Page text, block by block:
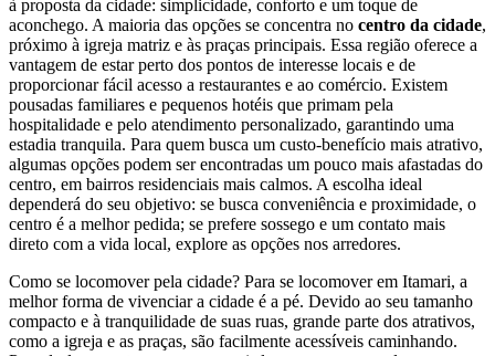
à proposta da cidade: simplicidade, conforto e um toque de
aconchego. A maioria das opções se concentra no centro da cidade,
próximo à igreja matriz e às praças principais. Essa região oferece a
vantagem de estar perto dos pontos de interesse locais e de
proporcionar fácil acesso a restaurantes e ao comércio. Existem
pousadas familiares e pequenos hotéis que primam pela
hospitalidade e pelo atendimento personalizado, garantindo uma
estadia tranquila. Para quem busca um custo-benefício mais atrativo,
algumas opções podem ser encontradas um pouco mais afastadas do
centro, em bairros residenciais mais calmos. A escolha ideal
dependerá do seu objetivo: se busca conveniência e proximidade, o
centro é a melhor pedida; se prefere sossego e um contato mais
direto com a vida local, explore as opções nos arredores.
Como se locomover pela cidade? Para se locomover em Itamari, a
melhor forma de vivenciar a cidade é a pé. Devido ao seu tamanho
compacto e à tranquilidade de suas ruas, grande parte dos atrativos,
como a igreja e as praças, são facilmente acessíveis caminhando.